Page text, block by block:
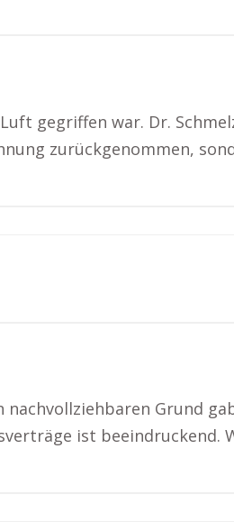
gegriffen war. Dr.
zurückgenommen,
Grund
ist beeindruckend.